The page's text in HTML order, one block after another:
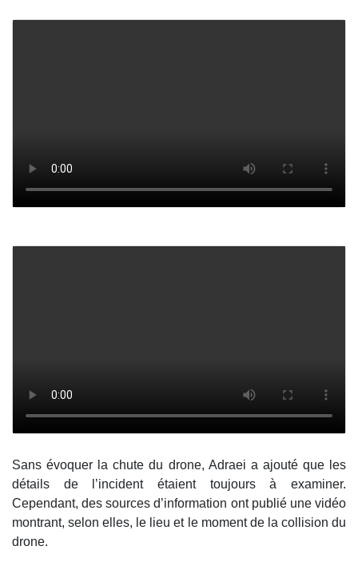
Sans évoquer la chute du drone, Adraei a ajouté que les
détails de l’incident étaient toujours à examiner.
Cependant, des sources d’information ont publié une vidéo
montrant, selon elles, le lieu et le moment de la collision du
drone.